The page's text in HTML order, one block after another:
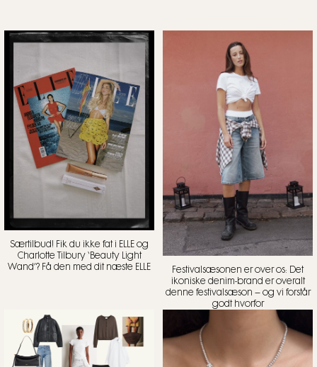
vejret, da det havde regnet dagene, før vi ankom. Cannes
Film Festival kørte også sideløbende, så stemningen var
præget af dette. Vi blev hurtigt komfortable i de skønne
omgivelser og nød en dejlig frokost, hvorefter vi tog
videre til vores hotel for at tjekke ind.
Særtilbud! Fik du ikke fat i ELLE og
Charlotte Tilbury ‘Beauty Light
Wand’? Få den med dit næste ELLE
Festivalsæsonen er over os: Det
ikoniske denim-brand er overalt
denne festivalsæson – og vi forstår
godt hvorfor